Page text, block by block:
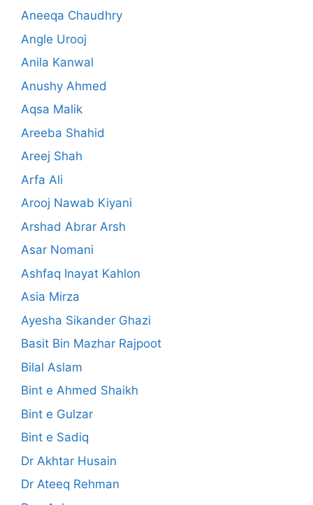
Aneeqa Chaudhry
Angle Urooj
Anila Kanwal
Anushy Ahmed
Aqsa Malik
Areeba Shahid
Areej Shah
Arfa Ali
Arooj Nawab Kiyani
Arshad Abrar Arsh
Asar Nomani
Ashfaq Inayat Kahlon
Asia Mirza
Ayesha Sikander Ghazi
Basit Bin Mazhar Rajpoot
Bilal Aslam
Bint e Ahmed Shaikh
Bint e Gulzar
Bint e Sadiq
Dr Akhtar Husain
Dr Ateeq Rehman